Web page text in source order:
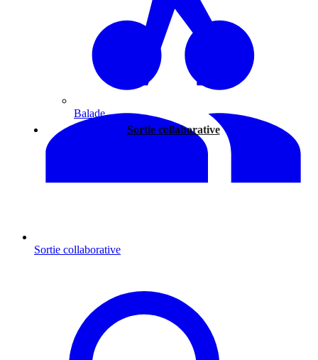
Balade
Sortie collaborative
Sortie collaborative